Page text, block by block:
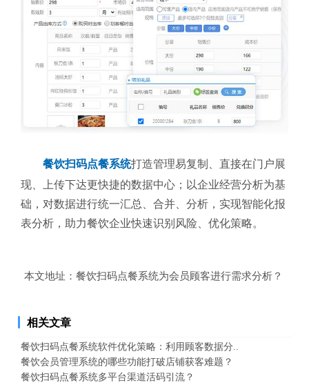
餐饮扫码点餐系统打造管理易复制、直接在门户展
现、上传下达更快捷的数据中心；以企业经营分析为基
础，对数据进行统一汇总、合并、分析，实现智能化报
表分析，助力餐饮企业快速识别风险、优化策略。
本文地址： 餐饮扫码点餐系统为会员顾客进行需求分析？
相关文章
餐饮扫码点餐系统软件优化策略：利用顾客数据分..
餐饮会员管理系统的哪些功能打破店铺获客难题？
餐饮扫码点餐系统多平台渠道活码引流？